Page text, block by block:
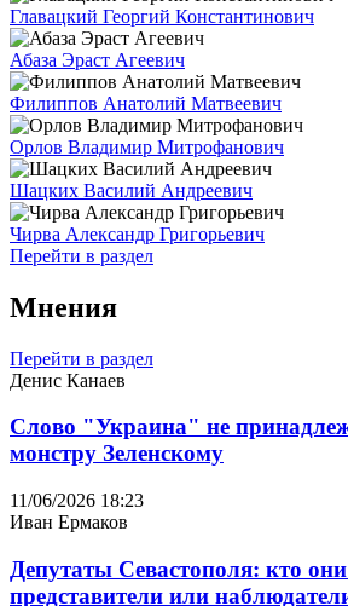
Главацкий Георгий Константинович
Абаза Эраст Агеевич
Филиппов Анатолий Матвеевич
Орлов Владимир Митрофанович
Шацких Василий Андреевич
Чирва Александр Григорьевич
Перейти в раздел
Мнения
Перейти в раздел
Денис Канаев
Слово "Украина" не
монстру Зеленскому
11/06/2026 18:23
Иван Ермаков
Депутаты Севастополя: кто
представители или